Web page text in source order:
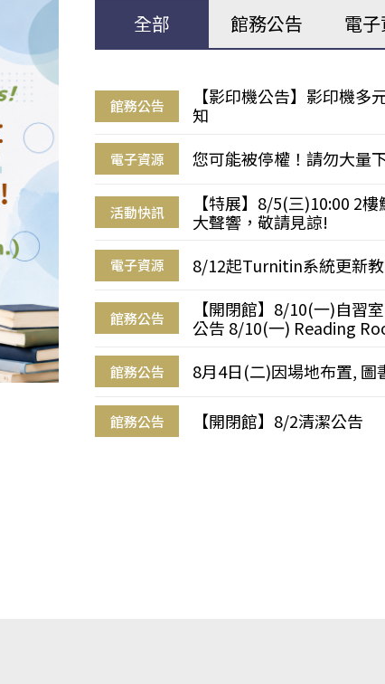
全部 館務公告 電
館務公告
【影印機公告】影印機
知
電子資源 您可能被停權！請勿大量
活動快訊
【特展】8/5(三)10:00 2
大聲響，敬請見諒!
電子資源 8/12起Turnitin系統更新
館務公告
【開閉館】8/10(一)自習
公告 8/10(一) Reading
館務公告 8月4日(二)因場地布置, 圖
館務公告 【開閉館】8/2清潔公告